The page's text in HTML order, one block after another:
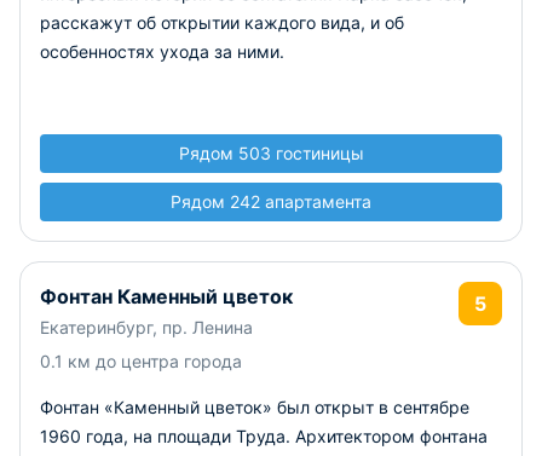
расскажут об открытии каждого вида, и об
особенностях ухода за ними.
Рядом 503 гостиницы
Рядом 242 апартамента
Фонтан Каменный цветок
Екатеринбург, пр. Ленина
0.1 км до центра города
5
Фонтан «Каменный цветок» был открыт в сентябре
1960 года, на площади Труда. Архитектором фонтана